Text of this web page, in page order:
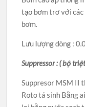
tạo bơm trơ với
bơm.
Lưu lượng dòng :
Suppressor : ( bộ
Suppresor MSM II
Roto tá sinh Bằng